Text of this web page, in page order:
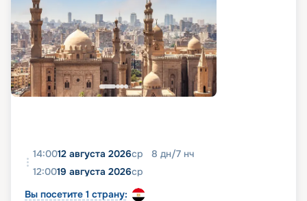
14:0012 августа 2026ср 8 дн/7 нч
12:0019 августа 2026ср
Вы посетите 1 страну: